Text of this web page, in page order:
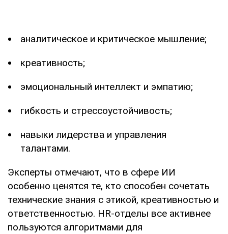
аналитическое и критическое мышление;
креативность;
эмоциональный интеллект и эмпатию;
гибкость и стрессоустойчивость;
навыки лидерства и управления
талантами.
Эксперты отмечают, что в сфере ИИ
особенно ценятся те, кто способен сочетать
технические знания с этикой, креативностью и
ответственностью. HR-отделы все активнее
пользуются алгоритмами для